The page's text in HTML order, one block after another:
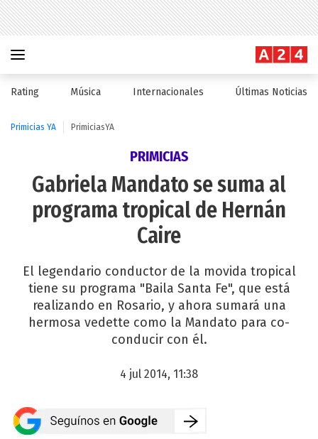
Rating Música Internacionales Últimas Noticias
Primicias YA PrimiciasYA
PRIMICIAS
Gabriela Mandato se suma al
programa tropical de Hernán
Caire
El legendario conductor de la movida tropical
tiene su programa "Baila Santa Fe", que está
realizando en Rosario, y ahora sumará una
hermosa vedette como la Mandato para co-
conducir con él.
4 jul 2014, 11:38